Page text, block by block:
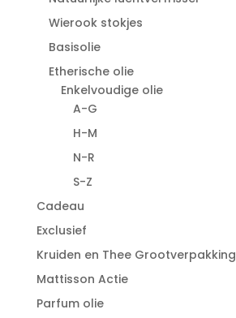
Wierook stokjes
Basisolie
Etherische olie
Enkelvoudige olie
A-G
H-M
N-R
S-Z
Cadeau
Exclusief
Kruiden en Thee Grootverpakking
Mattisson Actie
Parfum olie